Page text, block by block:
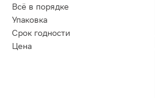
Всё в порядке
Упаковка
Срок годности
Цена